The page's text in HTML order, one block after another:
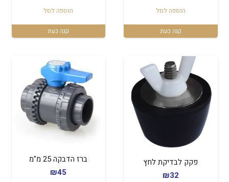
הוספה לסל
קנה כעת
הוספה לסל
קנה כעת
פקק לבדיקת לחץ
₪32
ברז הדבקה 25 מ"מ
₪45